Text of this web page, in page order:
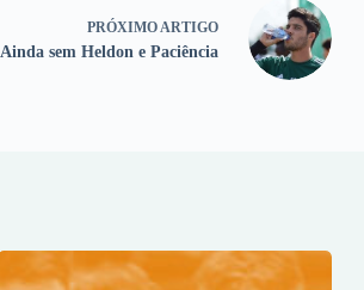
PRÓXIMOARTIGO
Ainda sem Heldon e Paciência